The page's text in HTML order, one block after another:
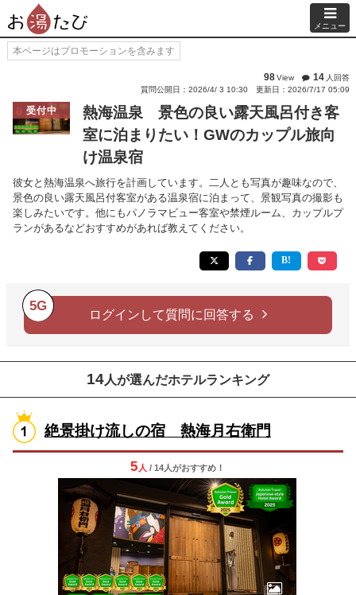
メニュー
本ページはプロモーションを含みます
98View 14 人回答
質問公開日：2026/4/ 3 10:30
更新日：2026/7/17 05:09
受付中
熱海温泉 景色の良い露天風呂付き客
室に泊まりたい！GWのカップル旅向
け温泉宿
彼女と熱海温泉へ旅行を計画しています。二人とも写真が趣味なので、
景色の良い露天風呂付客室がある温泉宿に泊まって、景観写真の撮影も
楽しみたいです。他にもパノラマビュー客室や禁煙ルーム、カップルプ
ランがあるなどおすすめがあれば教えてください。
5G
ログインして質問に回答する
14人が選んだホテルランキング
絶景掛け流しの宿 熱海月右衛門
5 人 / 14人がおすすめ！